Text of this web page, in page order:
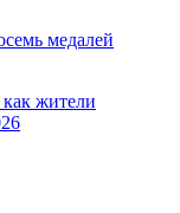
медалей
жители